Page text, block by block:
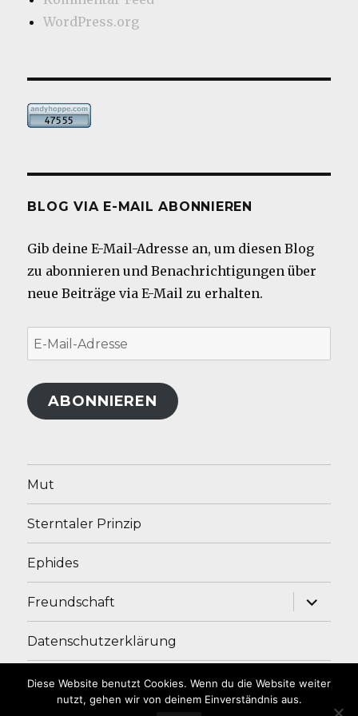
WordPress.org
BLOG VIA E-MAIL ABONNIEREN
Gib deine E-Mail-Adresse an, um diesen Blog
zu abonnieren und Benachrichtigungen über
neue Beiträge via E-Mail zu erhalten.
E-
Mail-
Adresse
ABONNIEREN
Mut
Sterntaler Prinzip
Ephides
Freundschaft
Datenschutzerklärung
Impressum
Diese Website benutzt Cookies. Wenn du die Website weiter
nutzt, gehen wir von deinem Einverständnis aus.